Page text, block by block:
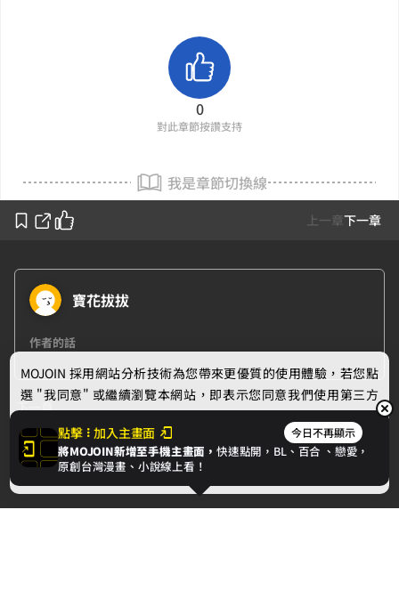
上一章下一章
0
對此章節按讚支持
我是章節切換線
寶花拔拔
作者的話
下一章
歷史作業失蹤案：第二幕 消失的城堡
點擊 加入主畫面 今日不再顯示
將MOJOIN新增至手機主畫面，快速點開，BL、 百合 、戀愛，
原創台灣漫畫、小說線上看！
MOJOIN 採用網站分析技術為您帶來更優質的使用體驗，若您點
選 "我同意" 或繼續瀏覽本網站，即表示您同意我們使用第三方
Cookie，欲瞭解更多資訊請見隱私權政策。
我同意